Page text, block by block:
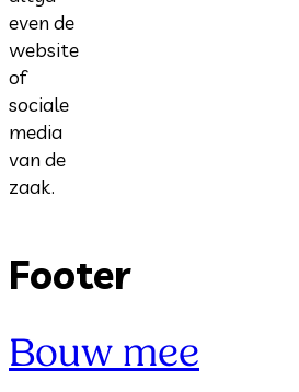
even de
website
of
sociale
media
van de
zaak.
Footer
Bouw mee